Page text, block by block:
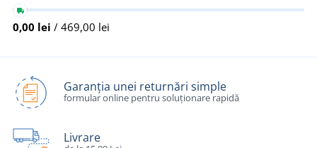
0,00 lei / 469,00 lei
Garanția unei returnări simple
formular online pentru soluționare rapidă
Livrare